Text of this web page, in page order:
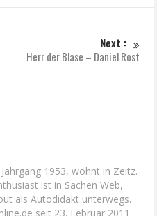
Next :
Herr der Blase – Daniel Rost
Jahrgang 1953, wohnt in Zeitz.
ist in Sachen Web,
als Autodidakt unterwegs.
seit 23. Februar 2011.